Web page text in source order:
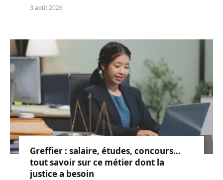
3 août 2026
Greffier : salaire, études, concours…
tout savoir sur ce métier dont la
justice a besoin